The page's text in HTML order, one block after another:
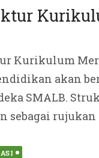
Kurikulum
akan
SMALB.
sebagai rujukan